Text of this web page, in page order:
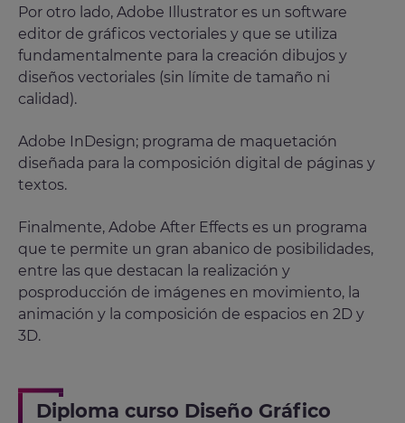
Por otro lado, Adobe Illustrator es un software
editor de gráficos vectoriales y que se utiliza
fundamentalmente para la creación dibujos y
diseños vectoriales (sin límite de tamaño ni
calidad).
Adobe InDesign; programa de maquetación
diseñada para la composición digital de páginas y
textos.
Finalmente, Adobe After Effects es un programa
que te permite un gran abanico de posibilidades,
entre las que destacan la realización y
posproducción de imágenes en movimiento, la
animación y la composición de espacios en 2D y
3D.
Diploma curso Diseño Gráfico